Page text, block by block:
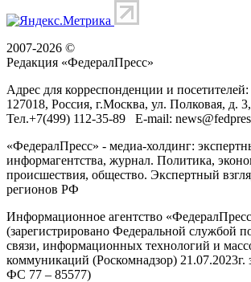
2007-2026 ©
Редакция «ФедералПресс»
Адрес для корреспонденции и посетителей:
127018, Россия, г.Москва, ул. Полковая, д.
Тел.+7(499) 112-35-89 E-mail:
«ФедералПресс» - медиа-холдинг:
информагентства, журнал. Политика,
происшествия, общество. Экспертный
регионов РФ
Информационное агентство
(зарегистрировано Федеральной службой
связи, информационных технологий и
коммуникаций (Роскомнадзор)
ФС 77 – 85577)